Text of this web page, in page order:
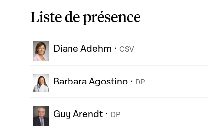
Liste de présence
Diane Adehm · CSV
Barbara Agostino · DP
Guy Arendt · DP